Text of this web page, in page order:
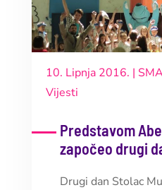
Predstavom
započeo drugi
10. Lipnja 2016. |
Vijesti
Drugi dan Stolac